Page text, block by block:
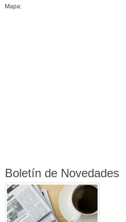
Mapa:
Boletín de Novedades